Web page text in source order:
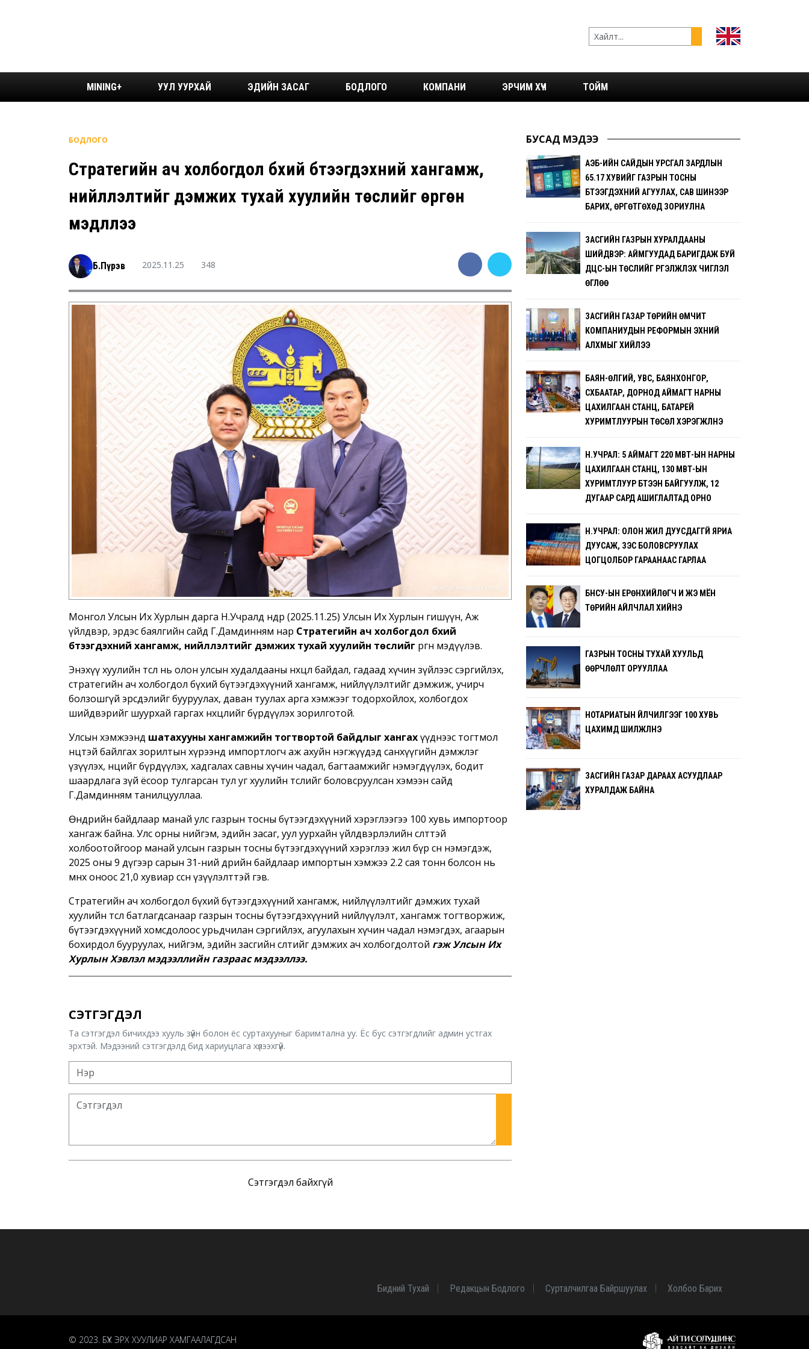
MINING+ УУЛ УУРХАЙ ЭДИЙН ЗАСАГ БОДЛОГО КОМПАНИ ЭРЧИМ ХҮЧ ТОЙМ
БОДЛОГО
Стратегийн ач холбогдол бүхий бүтээгдэхүүний хангамж,
нийлүүлэлтийг дэмжих тухай хуулийн төслийг өргөн
мэдүүллээ
Б.Пүрэв 2025.11.25 348
Монгол Улсын Их Хурлын дарга Н.Учралд өнөөдөр (2025.11.25) Улсын Их Хурлын гишүүн, Аж
үйлдвэр, эрдэс баялгийн сайд Г.Дамдинням нар Стратегийн ач холбогдол бүхий
бүтээгдэхүүний хангамж, нийлүүлэлтийг дэмжих тухай хуулийн төслийг өргөн мэдүүлэв.
Энэхүү хуулийн төсөл нь олон улсын худалдааны нөхцөл байдал, гадаад хүчин зүйлээс сэргийлэх,
стратегийн ач холбогдол бүхий бүтээгдэхүүний хангамж, нийлүүлэлтийг дэмжиж, учирч
болзошгүй эрсдэлийг бууруулах, даван туулах арга хэмжээг тодорхойлох, холбогдох
шийдвэрийг шуурхай гаргах нөхцөлийг бүрдүүлэх зорилготой.
Улсын хэмжээнд шатахууны хангамжийн тогтвортой байдлыг хангахүүднээс тогтмол
нөөцтэй байлгах зорилтын хүрээнд импортлогч аж ахуйн нэгжүүдэд санхүүгийн дэмжлэг
үзүүлэх, нөөцийг бүрдүүлэх, хадгалах савны хүчин чадал, багтаамжийг нэмэгдүүлэх, бодит
шаардлага зүй ёсоор тулгарсан тул уг хуулийн төслийг боловсруулсан хэмээн сайд
Г.Дамдинням танилцууллаа.
Өнөөдрийн байдлаар манай улс газрын тосны бүтээгдэхүүний хэрэглээгээ 100 хувь импортоор
хангаж байна. Улс орны нийгэм, эдийн засаг, уул уурхайн үйлдвэрлэлийн өсөлттэй
холбоотойгоор манай улсын газрын тосны бүтээгдэхүүний хэрэглээ жил бүр өсөн нэмэгдэж,
2025 оны 9 дүгээр сарын 31-ний өдрийн байдлаар импортын хэмжээ 2.2 сая тонн болсон нь
өмнөх оноос 21,0 хувиар өссөн үзүүлэлттэй гэв.
Стратегийн ач холбогдол бүхий бүтээгдэхүүний хангамж, нийлүүлэлтийг дэмжих тухай
хуулийн төсөл батлагдсанаар газрын тосны бүтээгдэхүүний нийлүүлэлт, хангамж тогтворжиж,
бүтээгдэхүүний хомсдолоос урьдчилан сэргийлэх, агуулахын хүчин чадал нэмэгдэх, агаарын
бохирдол бууруулах, нийгэм, эдийн засгийн өсөлтийг дэмжих ач холбогдолтой гэж Улсын Их
Хурлын Хэвлэл мэдээллийн газраас мэдээллээ.
СЭТГЭГДЭЛ
Та сэтгэгдэл бичихдээ хууль зүйн болон ёс суртахууныг баримтална уу. Ёс бус сэтгэгдлийг админ устгах
эрхтэй. Мэдээний сэтгэгдэлд бид хариуцлага хүлээхгүй.
Сэтгэгдэл байхгүй
БУСАД МЭДЭЭ
АҮЭБ-ИЙН САЙДЫН УРСГАЛ ЗАРДЛЫН
65.17 ХУВИЙГ ГАЗРЫН ТОСНЫ
БҮТЭЭГДЭХҮҮНИЙ АГУУЛАХ, САВ ШИНЭЭР
БАРИХ, ӨРГӨТГӨХӨД ЗОРИУЛНА
ЗАСГИЙН ГАЗРЫН ХУРАЛДААНЫ
ШИЙДВЭР: АЙМГУУДАД БАРИГДАЖ БУЙ
ДЦС-ЫН ТӨСЛИЙГ ҮРГЭЛЖҮҮЛЭХ ЧИГЛЭЛ
ӨГЛӨӨ
ЗАСГИЙН ГАЗАР ТӨРИЙН ӨМЧИТ
КОМПАНИУДЫН РЕФОРМЫН ЭХНИЙ
АЛХМЫГ ХИЙЛЭЭ
БАЯН-ӨЛГИЙ, УВС, БАЯНХОНГОР,
СҮХБААТАР, ДОРНОД АЙМАГТ НАРНЫ
ЦАХИЛГААН СТАНЦ, БАТАРЕЙ
ХУРИМТЛУУРЫН ТӨСӨЛ ХЭРЭГЖҮҮЛНЭ
Н.УЧРАЛ: 5 АЙМАГТ 220 МВТ-ЫН НАРНЫ
ЦАХИЛГААН СТАНЦ, 130 МВТ-ЫН
ХУРИМТЛУУР БҮТЭЭН БАЙГУУЛЖ, 12
ДУГААР САРД АШИГЛАЛТАД ОРНО
Н.УЧРАЛ: ОЛОН ЖИЛ ДУУСДАГГҮЙ ЯРИА
ДУУСАЖ, ЗЭС БОЛОВСРУУЛАХ
ЦОГЦОЛБОР ГАРААНААС ГАРЛАА
БНСУ-ЫН ЕРӨНХИЙЛӨГЧ И ЖЭ МЁН
ТӨРИЙН АЙЛЧЛАЛ ХИЙНЭ
ГАЗРЫН ТОСНЫ ТУХАЙ ХУУЛЬД
ӨӨРЧЛӨЛТ ОРУУЛЛАА
НОТАРИАТЫН ҮЙЛЧИЛГЭЭГ 100 ХУВЬ
ЦАХИМД ШИЛЖҮҮЛНЭ
ЗАСГИЙН ГАЗАР ДАРААХ АСУУДЛААР
ХУРАЛДАЖ БАЙНА
Бидний Тухай Редакцын Бодлого Сурталчилгаа Байршуулах Холбоо Барих
© 2023. БҮХ ЭРХ ХУУЛИАР ХАМГААЛАГДСАН